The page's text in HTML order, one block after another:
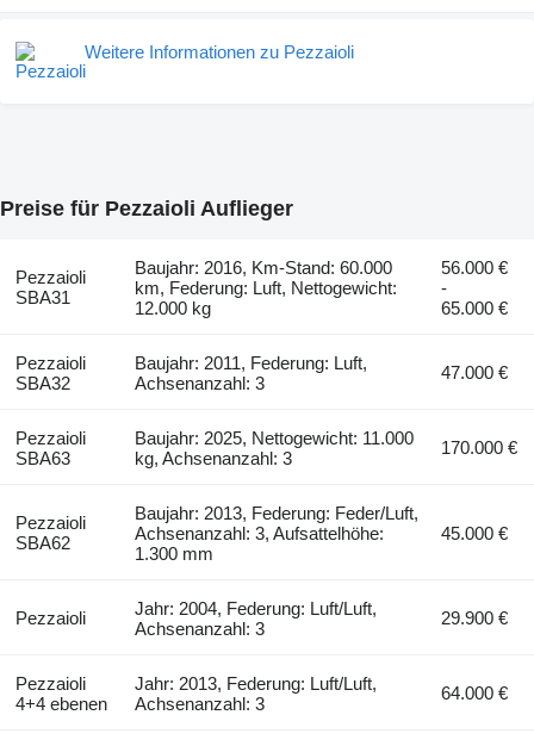
Weitere Informationen zu Pezzaioli
Preise für Pezzaioli Auflieger
Pezzaioli
SBA31
Baujahr: 2016, Km-Stand: 60.000
km, Federung: Luft, Nettogewicht:
12.000 kg
56.000 €
-
65.000 €
Pezzaioli
SBA32
Baujahr: 2011, Federung: Luft,
Achsenanzahl: 3
47.000 €
Pezzaioli
SBA63
Baujahr: 2025, Nettogewicht: 11.000
kg, Achsenanzahl: 3
170.000 €
Pezzaioli
SBA62
Baujahr: 2013, Federung: Feder/Luft,
Achsenanzahl: 3, Aufsattelhöhe:
1.300 mm
45.000 €
Pezzaioli
Jahr: 2004, Federung: Luft/Luft,
Achsenanzahl: 3
29.900 €
Pezzaioli
4+4 ebenen
Jahr: 2013, Federung: Luft/Luft,
Achsenanzahl: 3
64.000 €